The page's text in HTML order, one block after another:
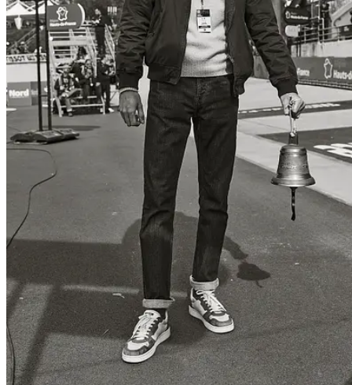
Lifestyle
Corporate
Uniques
Projects